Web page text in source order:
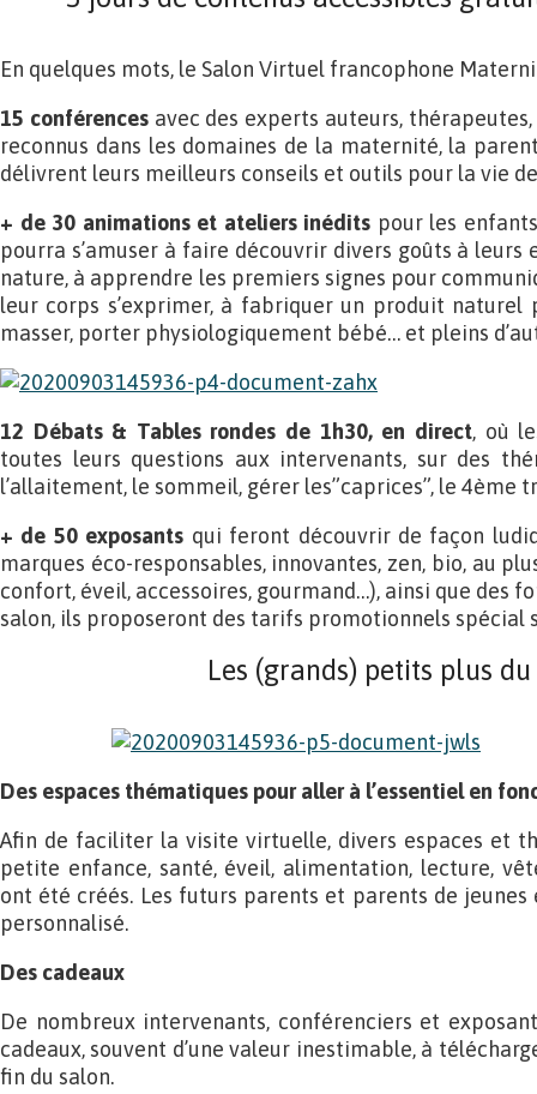
En quelques mots, le Salon Virtuel francophone
15 conférences avec des experts auteurs,
reconnus dans les domaines de la maternité, la
délivrent leurs meilleurs conseils et outils pour la vie
+ de 30 animations et ateliers inédits pour les
pourra s’amuser à faire découvrir divers goûts à
nature, à apprendre les premiers signes pour
leur corps s’exprimer, à fabriquer un produit naturel
masser, porter physiologiquement bébé… et pleins
12 Débats & Tables rondes de 1h30, en direct, où
toutes leurs questions aux intervenants, sur des
l’allaitement, le sommeil, gérer les”caprices”, le 4ème
+ de 50 exposants qui feront découvrir de façon
marques éco-responsables, innovantes, zen, bio, au
confort, éveil, accessoires, gourmand…), ainsi que des
salon, ils proposeront des tarifs promotionnels spécial
Les (grands) petits plus
Des espaces thématiques pour aller à l’essentiel en
Afin de faciliter la visite virtuelle, divers espaces et
petite enfance, santé, éveil, alimentation, lecture,
ont été créés. Les futurs parents et parents de
personnalisé.
Des cadeaux
De nombreux intervenants, conférenciers et
cadeaux, souvent d’une valeur inestimable, à
fin du salon.